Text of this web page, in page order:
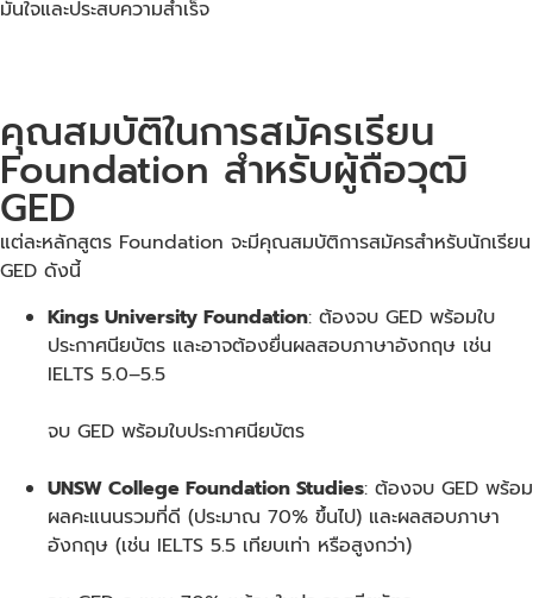
มั่นใจและประสบความสำเร็จ
คุณสมบัติในการสมัครเรียน
Foundation สำหรับผู้ถือวุฒิ
GED
แต่ละหลักสูตร Foundation จะมีคุณสมบัติการสมัครสำหรับนักเรียน
GED ดังนี้
Kings University Foundation: ต้องจบ GED พร้อมใบ
ประกาศนียบัตร และอาจต้องยื่นผลสอบภาษาอังกฤษ เช่น
IELTS 5.0–5.5
จบ GED พร้อมใบประกาศนียบัตร
UNSW College Foundation Studies: ต้องจบ GED พร้อม
ผลคะแนนรวมที่ดี (ประมาณ 70% ขึ้นไป) และผลสอบภาษา
อังกฤษ (เช่น IELTS 5.5 เทียบเท่า หรือสูงกว่า)